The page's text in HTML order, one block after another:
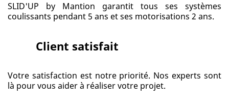
SLID'UP by Mantion garantit tous ses systèmes
coulissants pendant 5 ans et ses motorisations 2 ans.
Client satisfait
Votre satisfaction est notre priorité. Nos experts sont
là pour vous aider à réaliser votre projet.